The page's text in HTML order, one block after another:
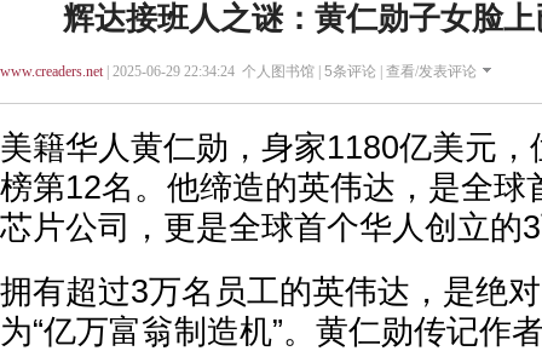
辉达接班人之谜：黄仁勋子女脸
www.creaders.net| 2025-06-29 22:34:24 个人图书馆 | 5条评论 | 查看/发表评论
美籍华人黄仁勋，身家1180亿美元
榜第12名。他缔造的英伟达，是全球
芯片公司，更是全球首个华人创立的
拥有超过3万名员工的英伟达，是绝
为“亿万富翁制造机”。黄仁勋传记作